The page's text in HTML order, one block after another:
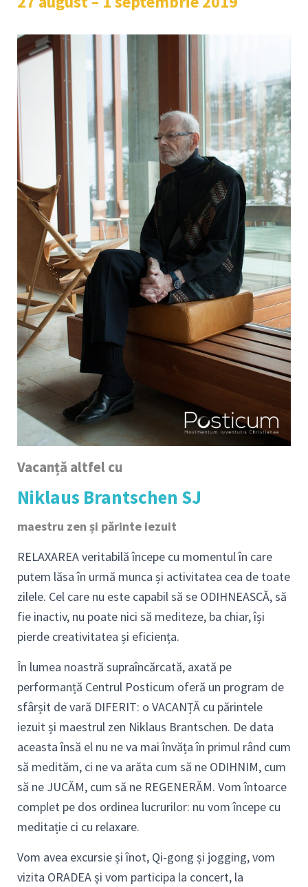
Vacanță altfel cu
Niklaus Brantschen SJ
maestru zen și părinte iezuit
RELAXAREA veritabilă începe cu momentul în care
putem lăsa în urmă munca și activitatea cea de toate
zilele. Cel care nu este capabil să se ODIHNEASCĂ, să
fie inactiv, nu poate nici să mediteze, ba chiar, își
pierde creativitatea și eficiența.
În lumea noastră supraîncărcată, axată pe
performanță Centrul Posticum oferă un program de
sfârșit de vară DIFERIT: o VACANȚĂ cu părintele
iezuit și maestrul zen Niklaus Brantschen. De data
aceasta însă el nu ne va mai învăța în primul rând cum
să medităm, ci ne va arăta cum să ne ODIHNIM, cum
să ne JUCĂM, cum să ne REGENERĂM. Vom întoarce
complet pe dos ordinea lucrurilor: nu vom începe cu
meditație ci cu relaxare.
Vom avea excursie și înot, Qi-gong și jogging, vom
vizita ORADEA și vom participa la concert, la